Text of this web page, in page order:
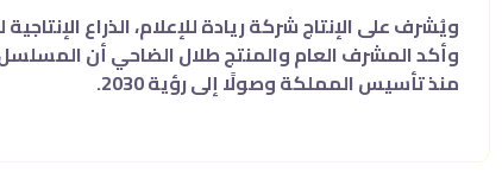
ويُشرف على الإنتاج شركة ريادة للإعلام، الذراع
وأكد المشرف العام والمنتج طلال الضاحي أن
منذ تأسيس المملكة وصولًا إلى رؤية 2030.